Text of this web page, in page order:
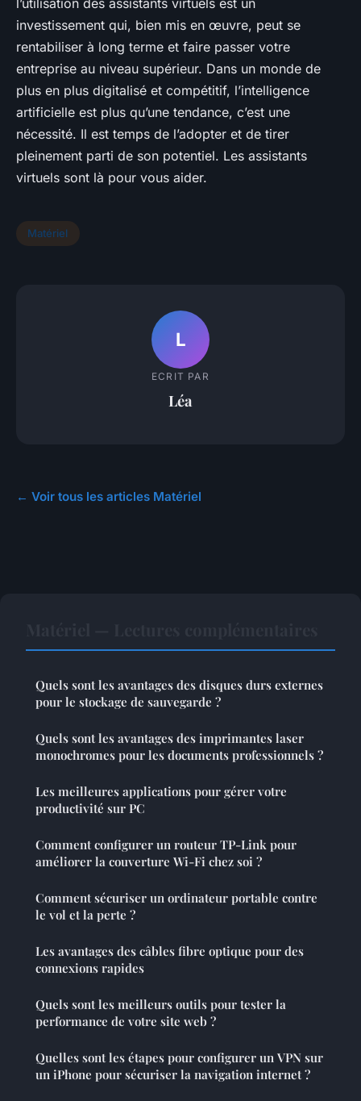
investissement qui, bien mis en œuvre, peut se
rentabiliser à long terme et faire passer votre
entreprise au niveau supérieur. Dans un monde de
plus en plus digitalisé et compétitif, l’intelligence
artificielle est plus qu’une tendance, c’est une
nécessité. Il est temps de l’adopter et de tirer
pleinement parti de son potentiel. Les assistants
virtuels sont là pour vous aider.
Matériel
L
ECRIT PAR
Léa
← Voir tous les articles Matériel
Quels sont les avantages des disques durs externes
pour le stockage de sauvegarde ?
Quels sont les avantages des imprimantes laser
monochromes pour les documents professionnels ?
Les meilleures applications pour gérer votre
productivité sur PC
Comment configurer un routeur TP-Link pour
améliorer la couverture Wi-Fi chez soi ?
Comment sécuriser un ordinateur portable contre
le vol et la perte ?
Les avantages des câbles fibre optique pour des
connexions rapides
Quels sont les meilleurs outils pour tester la
performance de votre site web ?
Quelles sont les étapes pour configurer un VPN sur
un iPhone pour sécuriser la navigation internet ?